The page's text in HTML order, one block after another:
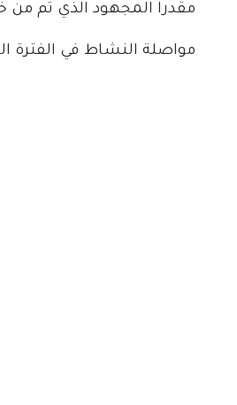
مقدرا المجهود الذي تم من
مواصلة النشاط في الفترة